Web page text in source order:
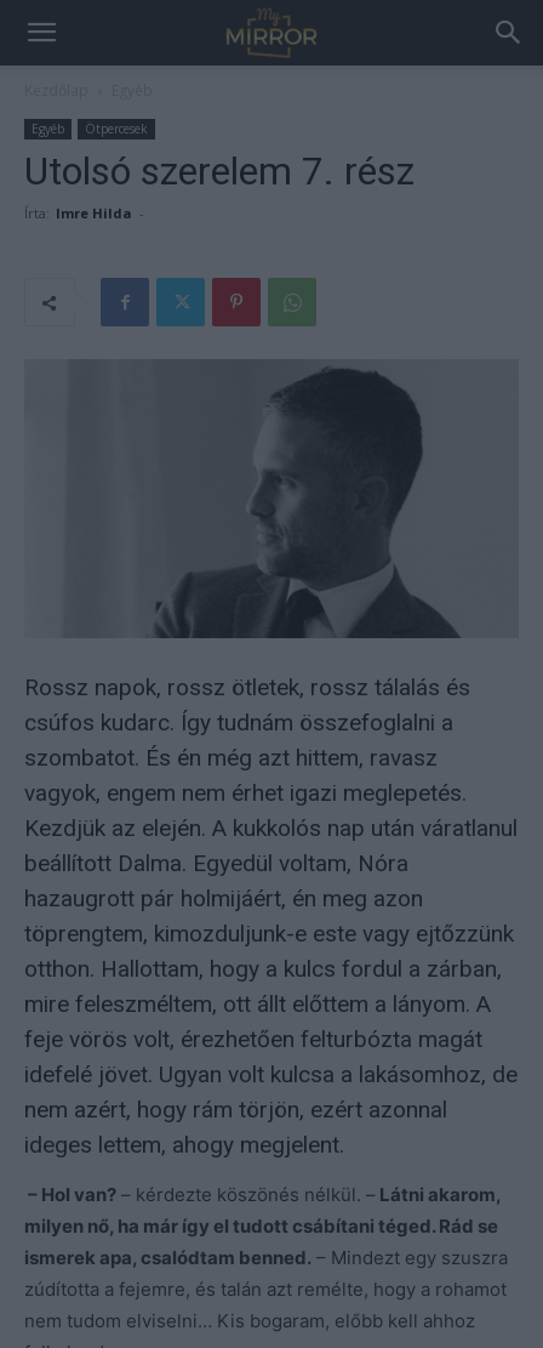
Egyéb Ötpercesek
Utolsó szerelem 7. rész
Írta: Imre Hilda -
Rossz napok, rossz ötletek, rossz tálalás és
csúfos kudarc. Így tudnám összefoglalni a
szombatot. És én még azt hittem, ravasz
vagyok, engem nem érhet igazi meglepetés.
Kezdjük az elején. A kukkolós nap után váratlanul
beállított Dalma. Egyedül voltam, Nóra
hazaugrott pár holmijáért, én meg azon
töprengtem, kimozduljunk-e este vagy ejtőzzünk
otthon. Hallottam, hogy a kulcs fordul a zárban,
mire feleszméltem, ott állt előttem a lányom. A
feje vörös volt, érezhetően felturbózta magát
idefelé jövet. Ugyan volt kulcsa a lakásomhoz, de
nem azért, hogy rám törjön, ezért azonnal
ideges lettem, ahogy megjelent.
– Hol van? – kérdezte köszönés nélkül. – Látni akarom,
milyen nő, ha már így el tudott csábítani téged. Rád se
ismerek apa, csalódtam benned. – Mindezt egy szuszra
zúdította a fejemre, és talán azt remélte, hogy a rohamot
nem tudom elviselni… Kis bogaram, előbb kell ahhoz